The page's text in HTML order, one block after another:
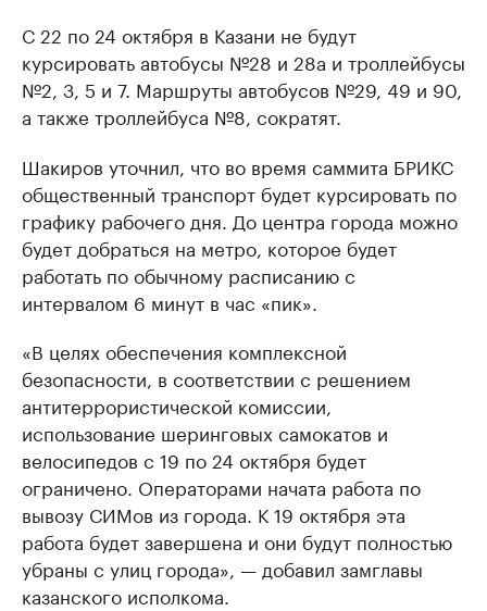
С 22 по 24 октября в Казани не будут
курсировать автобусы №28 и 28а и троллейбусы
№2, 3, 5 и 7. Маршруты автобусов №29, 49 и 90,
а также троллейбуса №8, сократят.
Шакиров уточнил, что во время саммита БРИКС
общественный транспорт будет курсировать по
графику рабочего дня. До центра города можно
будет добраться на метро, которое будет
работать по обычному расписанию с
интервалом 6 минут в час «пик».
«В целях обеспечения комплексной
безопасности, в соответствии с решением
антитеррористической комиссии,
использование шеринговых самокатов и
велосипедов с 19 по 24 октября будет
ограничено. Операторами начата работа по
вывозу СИМов из города. К 19 октября эта
работа будет завершена и они будут полностью
убраны с улиц города», — добавил замглавы
казанского исполкома.